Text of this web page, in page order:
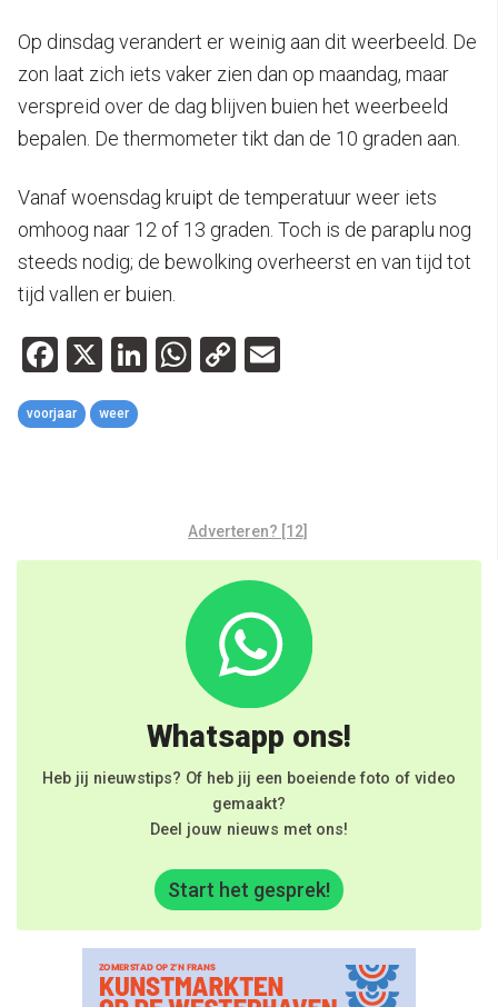
Op dinsdag verandert er weinig aan dit weerbeeld. De
zon laat zich iets vaker zien dan op maandag, maar
verspreid over de dag blijven buien het weerbeeld
bepalen. De thermometer tikt dan de 10 graden aan.
Vanaf woensdag kruipt de temperatuur weer iets
omhoog naar 12 of 13 graden. Toch is de paraplu nog
steeds nodig; de bewolking overheerst en van tijd tot
tijd vallen er buien.
Facebook
X LinkedIn
WhatsApp
Copy
voorjaar weer
Adverteren? [12]
Whatsapp ons!
Heb jij nieuwstips? Of heb jij een boeiende foto of video
gemaakt?
Deel jouw nieuws met ons!
Start het gesprek!